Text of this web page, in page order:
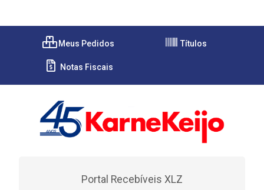
Meus Pedidos Títulos
Notas Fiscais
Portal Recebíveis XLZ